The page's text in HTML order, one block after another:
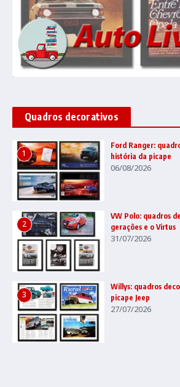
Quadros decorativos
1
Ford Ranger:
história da picape
06/08/2026
2
VW Polo: quadros
gerações e o Virtus
31/07/2026
3
Willys: quadros
picape Jeep
27/07/2026